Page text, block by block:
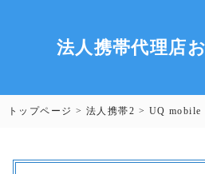
法人携帯代理店
トップページ > 法人携帯2 > UQ mobile